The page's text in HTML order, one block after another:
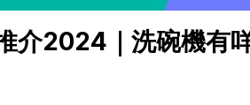
介2024｜洗碗機有